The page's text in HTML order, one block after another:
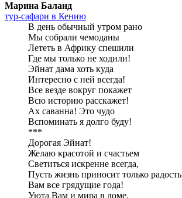
Марина Баланд
тур-сафари в Кению
В день обычный утром рано
Мы собрали чемоданы
Лететь в Африку спешили
Где мы только не ходили!
Эйнат дама хоть куда
Интересно с ней всегда!
Все везде вокруг покажет
Всю историю расскажет!
Ах саванна! Это чудо
Вспоминать я долго буду!
***
Дорогая Эйнат!
Желаю красотой и счастьем
Светиться искренне всегда,
Пусть жизнь приносит только радость
Вам все грядущие года!
Уюта Вам и мира в доме,